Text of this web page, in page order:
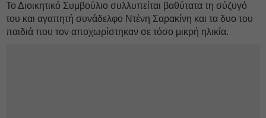
Το Διοικητικό Συμβούλιο συλλυπείται βαθύτατα τη σύζυγό
του και αγαπητή συνάδελφο Ντένη Σαρακίνη και τα δυο του
παιδιά που τον αποχωρίστηκαν σε τόσο μικρή ηλικία.